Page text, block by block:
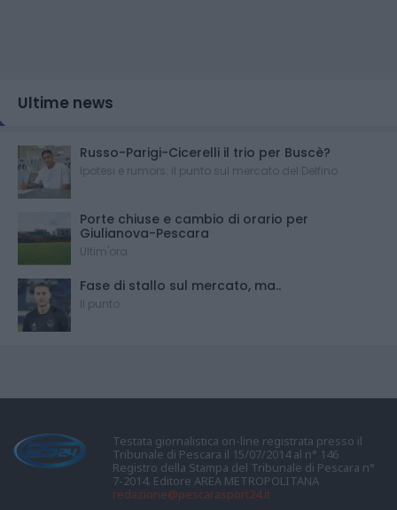
Ultime news
Russo-Parigi-Cicerelli il trio per Buscè?
Ipotesi e rumors: il punto sul mercato del Delfino
Porte chiuse e cambio di orario per
Giulianova-Pescara
Ultim'ora
Fase di stallo sul mercato, ma..
Il punto
Testata giornalistica on-line registrata presso il
Tribunale di Pescara il 15/07/2014 al n° 146
Registro della Stampa del Tribunale di Pescara n°
7-2014. Editore AREA METROPOLITANA
redazione@pescarasport24.it